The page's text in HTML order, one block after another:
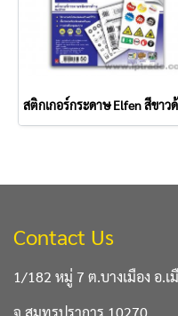
Contact Us
1/182 หมู่ 7 ต.บางเมือง อ.เ
จ.สมุทรปราการ 10270